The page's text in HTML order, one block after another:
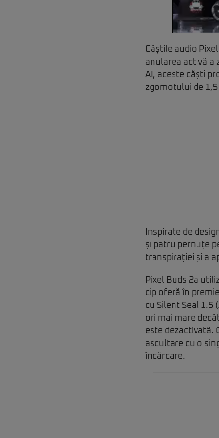
Căștile audio
anularea activă a
AI, aceste căști
zgomotului de
Inspirate de
și patru pernuțe
transpirației și a
Pixel Buds 2a
cip oferă în
cu Silent Seal 1.5
ori mai mare
este dezactivată.
ascultare cu o
încărcare.